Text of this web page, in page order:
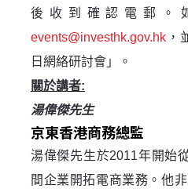
後收到確認電郵。
events@investhk.gov.hk，
日 網絡研討會」。
關於講者:
湯偉傑先生
京東香港商務總監
湯偉傑先生於2011年開始
間企業開拓電商業務。他